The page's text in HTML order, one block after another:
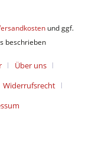
und ggf.
beschrieben
Über uns
Widerrufsrecht